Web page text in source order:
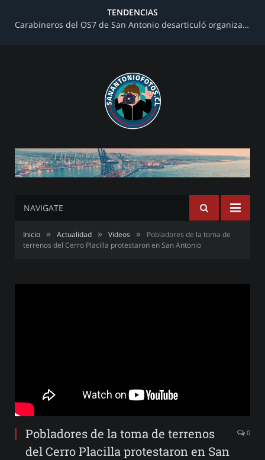
TENDENCIAS
Carabineros del OS7 de San Antonio desarticuló organización criminal dedicada al narcotráfico en toma de terrenos
NAVIGATE
Inicio » Actualidad » Videos »
Pobladores de la toma de
terrenos del Cerro Placilla protestaron en San Antonio
Pobladores de la toma de terrenos
del Cerro Placilla protestaron en San
0